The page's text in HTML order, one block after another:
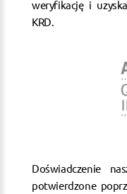
weryfikację i
KRD.
Doświadczenie
potwierdzone